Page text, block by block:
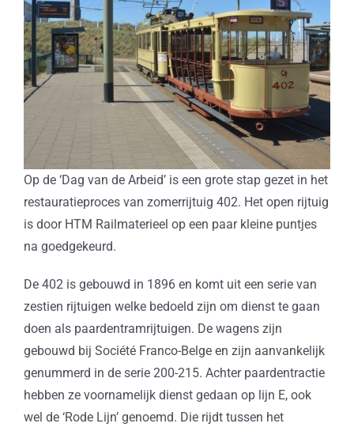
Op de ‘Dag van de Arbeid’ is een grote stap gezet in het
restauratieproces van zomerrijtuig 402. Het open rijtuig
is door HTM Railmaterieel op een paar kleine puntjes
na goedgekeurd.
De 402 is gebouwd in 1896 en komt uit een serie van
zestien rijtuigen welke bedoeld zijn om dienst te gaan
doen als paardentramrijtuigen. De wagens zijn
gebouwd bij Société Franco-Belge en zijn aanvankelijk
genummerd in de serie 200-215. Achter paardentractie
hebben ze voornamelijk dienst gedaan op lijn E, ook
wel de ‘Rode Lijn’ genoemd. Die rijdt tussen het